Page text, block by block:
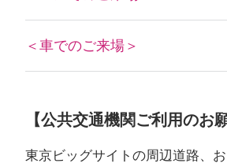
＜車でのご来場＞
【公共交通機関ご利用のお願
東京ビッグサイトの周辺道路、